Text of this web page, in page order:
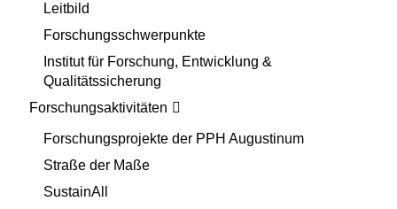
Leitbild
Forschungsschwerpunkte
Institut für Forschung, Entwicklung &
Qualitätssicherung
Forschungsaktivitäten
Forschungsprojekte der PPH Augustinum
Straße der Maße
SustainAll